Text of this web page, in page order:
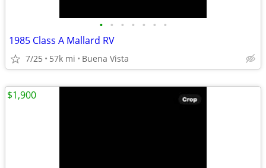
• • • • • • •
1985 Class A Mallard RV
7/25 57k mi Buena Vista
$1,900